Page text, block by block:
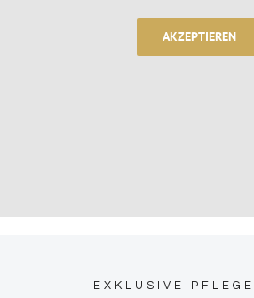
AKZEPTIEREN
EXKLUSIVE